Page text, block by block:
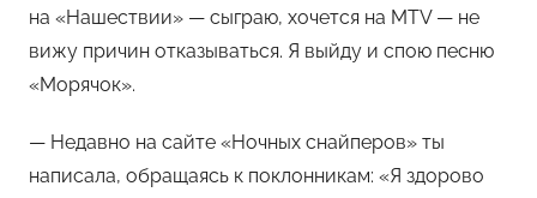
на «Нашествии» — сыграю, хочется на MTV — не
вижу причин отказываться. Я выйду и спою песню
«Морячок».
— Недавно на сайте «Ночных снайперов» ты
написала, обращаясь к поклонникам: «Я здорово